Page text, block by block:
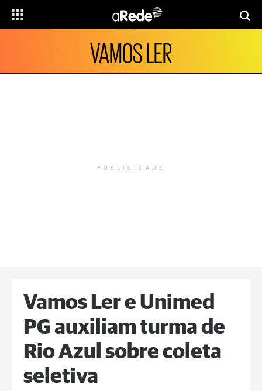
VAMOS LER
PUBLICIDADE
Vamos Ler e Unimed
PG auxiliam turma de
Rio Azul sobre coleta
seletiva